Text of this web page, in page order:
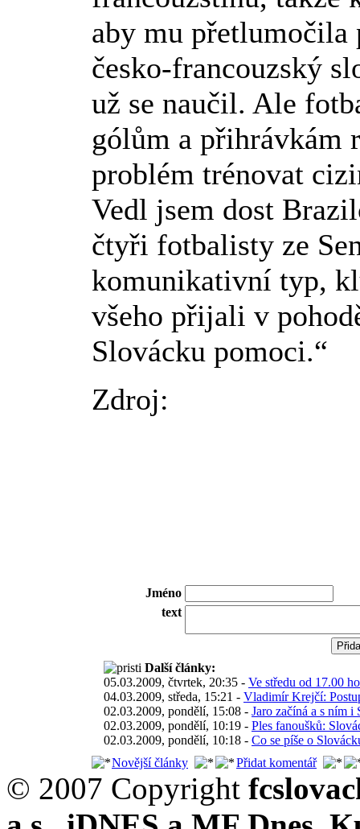
aby mu přetlumočila
česko-francouzský
už se naučil. Ale
gólům a přihrávkám
problém trénovat
Vedl jsem dost
čtyři fotbalisty ze
komunikativní typ,
všeho přijali v
Slovácku pomoci.“
Zdroj:
Jméno
text
Další články:
05.03.2009, čtvrtek, 20:35 - Ve středu od 17.00
04.03.2009, středa, 15:21 - Vladimír Krejčí:
02.03.2009, pondělí, 15:08 - Jaro začíná a s ním i
02.03.2009, pondělí, 10:19 - Ples fanoušků:
02.03.2009, pondělí, 10:18 - Co se píše o
Novější články
Přidat komentář
© 2007 Copyright